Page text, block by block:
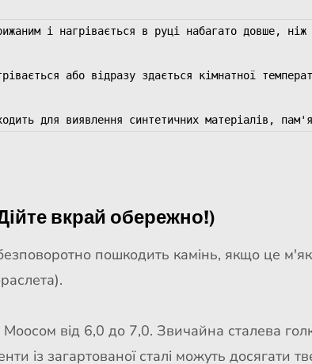
і нагрівається в руці набагато довше,
або відразу здається кімнатної
вкрай обережно!)
пошкодить камінь, якщо це
Моосом від 6,0 до 7,0. Звичайна сталева
із загартованої сталі можуть